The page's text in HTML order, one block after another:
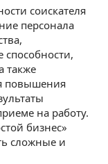
соискателя
персонала
способности,
также
повышения
на работу.
бизнес»
сложные и